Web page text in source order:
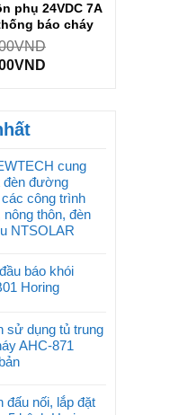
phụ 24VDC 7A
báo cháy
VND
VND
cung
đèn đường
công trình
thôn, đèn
NTSOLAR
báo khói
Horing
sử dụng tủ trung
AHC-871
đấu nối, lắp đặt